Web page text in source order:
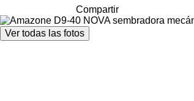
Compartir
Ver todas las fotos